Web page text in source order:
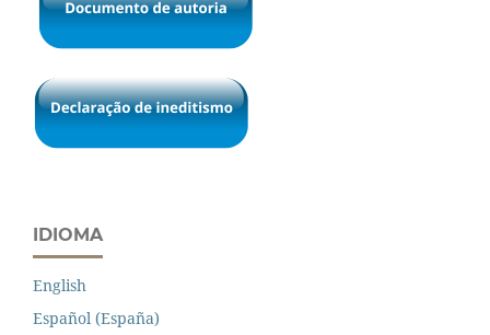
IDIOMA
English
Español (España)